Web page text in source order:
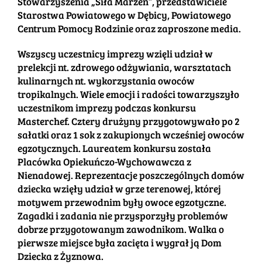
Starostwa Powiatowego w Dębicy, Powiatowego
Centrum Pomocy Rodzinie oraz zaproszone media.
Wszyscy uczestnicy imprezy wzięli udział w
prelekcji nt. zdrowego odżywiania, warsztatach
kulinarnych nt. wykorzystania owoców
tropikalnych. Wiele emocji i radości towarzyszyło
uczestnikom imprezy podczas konkursu
Masterchef. Cztery drużyny przygotowywało po 2
sałatki oraz 1 sok z zakupionych wcześniej owoców
egzotycznych. Laureatem konkursu została
Placówka Opiekuńczo-Wychowawcza z
Nienadowej. Reprezentacje poszczególnych domów
dziecka wzięły udział w grze terenowej, której
motywem przewodnim były owoce egzotyczne.
Zagadki i zadania nie przysporzyły problemów
dobrze przygotowanym zawodnikom. Walka o
pierwsze miejsce była zacięta i wygrał ją Dom
Dziecka z Żyznowa.